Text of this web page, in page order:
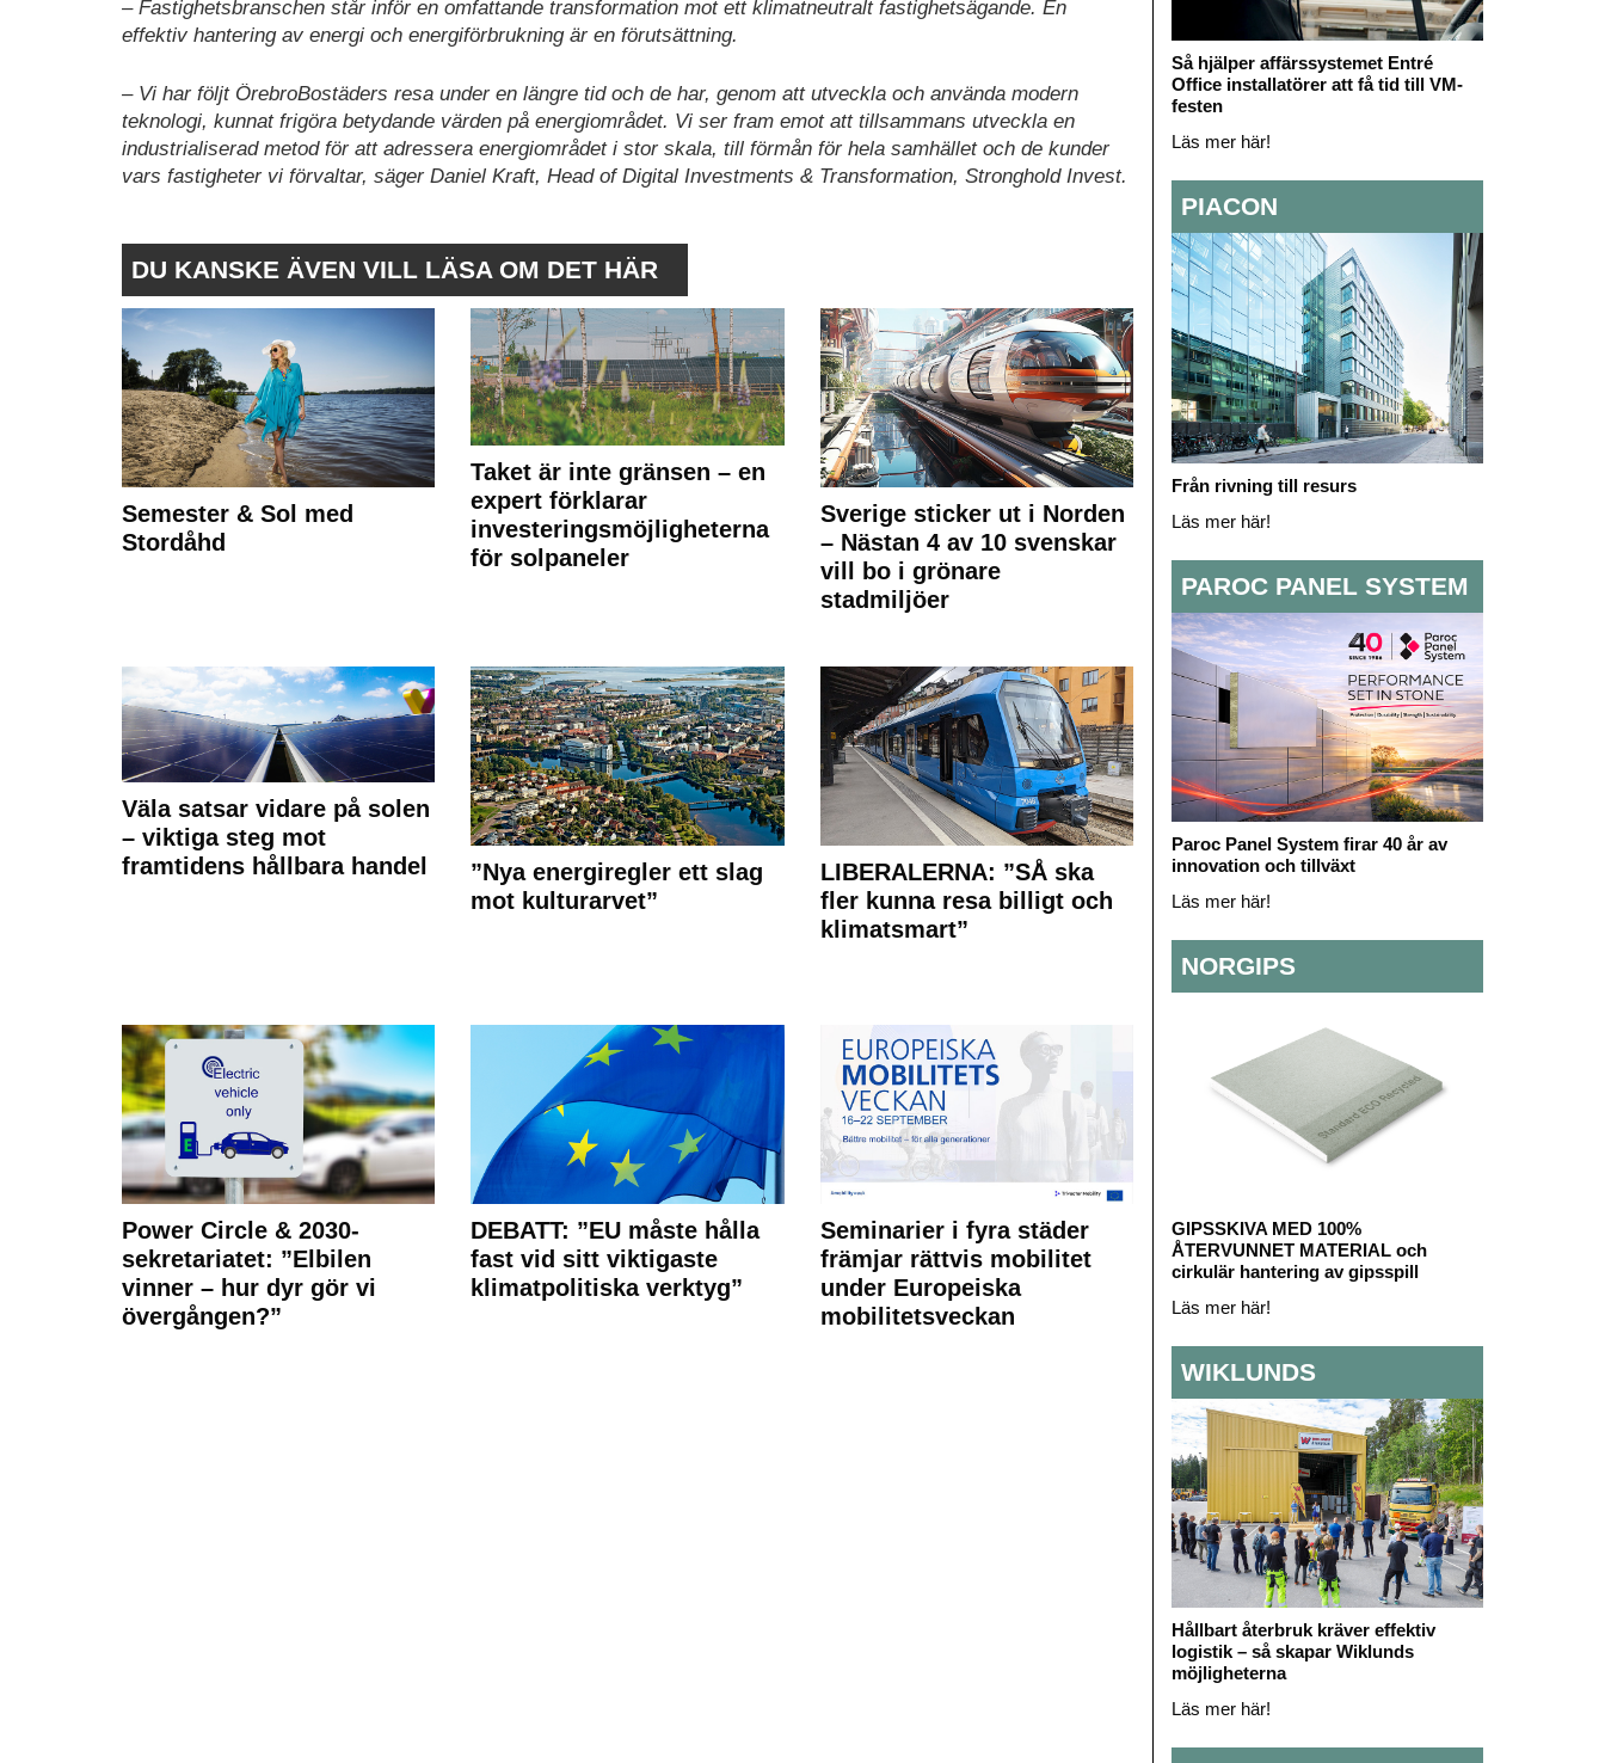
– Fastighetsbranschen står inför en omfattande transformation mot ett klimatneutralt fastighetsägande. En
effektiv hantering av energi och energiförbrukning är en förutsättning.
– Vi har följt ÖrebroBostäders resa under en längre tid och de har, genom att utveckla och använda modern
teknologi, kunnat frigöra betydande värden på energiområdet. Vi ser fram emot att tillsammans utveckla en
industrialiserad metod för att adressera energiområdet i stor skala, till förmån för hela samhället och de kunder
vars fastigheter vi förvaltar, säger Daniel Kraft, Head of Digital Investments & Transformation, Stronghold Invest.
DU KANSKE ÄVEN VILL LÄSA OM DET HÄR
Semester & Sol med
Stordåhd
Taket är inte gränsen – en
expert förklarar
investeringsmöjligheterna
för solpaneler
Sverige sticker ut i Norden
– Nästan 4 av 10 svenskar
vill bo i grönare
stadmiljöer
Väla satsar vidare på solen
– viktiga steg mot
framtidens hållbara handel
”Nya energiregler ett slag
mot kulturarvet”
LIBERALERNA: ”SÅ ska
fler kunna resa billigt och
klimatsmart”
Power Circle & 2030-
sekretariatet: ”Elbilen
vinner – hur dyr gör vi
övergången?”
DEBATT: ”EU måste hålla
fast vid sitt viktigaste
klimatpolitiska verktyg”
Seminarier i fyra städer
främjar rättvis mobilitet
under Europeiska
mobilitetsveckan
Så hjälper affärssystemet Entré
Office installatörer att få tid till VM-
festen
Läs mer här!
PIACON
Från rivning till resurs
Läs mer här!
PAROC PANEL SYSTEM
Paroc Panel System firar 40 år av
innovation och tillväxt
Läs mer här!
NORGIPS
GIPSSKIVA MED 100%
ÅTERVUNNET MATERIAL och
cirkulär hantering av gipsspill
Läs mer här!
WIKLUNDS
Hållbart återbruk kräver effektiv
logistik – så skapar Wiklunds
möjligheterna
Läs mer här!